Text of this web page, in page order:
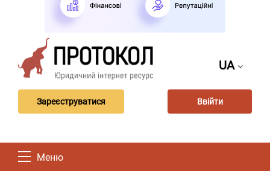
UA
Зареєструватися Ввійти
Меню